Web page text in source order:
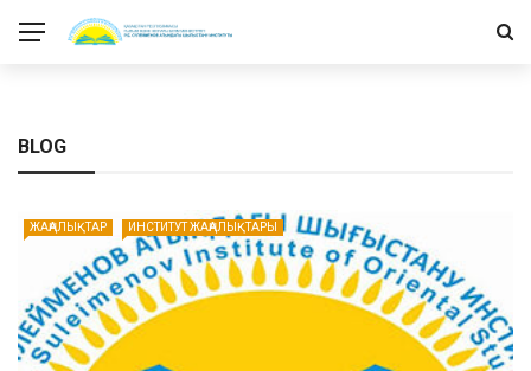
BLOG
ЖАҢАЛЫҚТАР ИНСТИТУТ ЖАҢАЛЫҚТАРЫ